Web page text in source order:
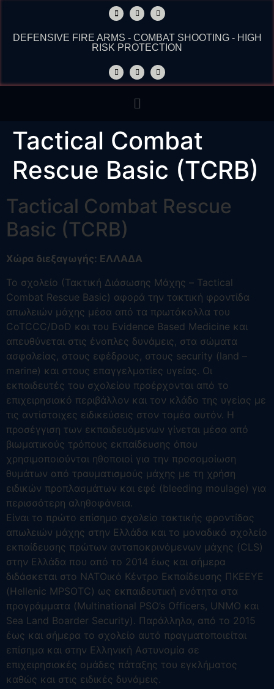
DEFENSIVE FIRE ARMS - COMBAT SHOOTING - HIGH
RISK PROTECTION
Tactical Combat
Rescue Basic (TCRB)​
Tactical Combat Rescue
Basic (TCRB)​
Χώρα διεξαγωγής: ΕΛΛΑΔΑ
Το σχολείο (Τακτική Διάσωσης Μάχης – Tactical
Combat Rescue Basic) αφορά την τακτική φροντίδα
απωλειών μάχης μέσα από τα πρωτόκολλα του
CoTCCC/DoD και του Evidence Based Medicine και
απευθύνεται στις ένοπλες δυνάμεις, στα σώματα
ασφαλείας, στους εφέδρους, στους security (land –
marine) και στους επαγγελματίες υγείας. Οι
εκπαιδευτές του σχολείου προέρχονται από το
επιχειρησιακό περιβάλλον και τον κλάδο της υγείας με
τις αντίστοιχες ειδικεύσεις στον τομέα αυτόν. Η
προσέγγιση των εκπαιδευόμενων γίνεται μέσα από
βιωματικούς τρόπους εκπαίδευσης όπου
χρησιμοποιούνται ηθοποιοί για την προσομοίωση
θυμάτων από τραυματισμούς μάχης με τη χρήση
ειδικών προπλασμάτων και εφέ (bleeding moulage) για
περισσότερη αληθοφάνεια.
Είναι το πρώτο επίσημο σχολείο τακτικής φροντίδας
απωλειών μάχης στην Ελλάδα και το μοναδικό σχολείο
εκπαίδευσης πρώτων ανταποκρινόμενων μάχης (CLS)
στην Ελλάδα που από το 2014 έως και σήμερα
διδάσκεται στο ΝΑΤΟικό Κέντρο Εκπαίδευσης ΠΚΕΕΥΕ
(Hellenic MPSOTC) ως εκπαιδευτική ενότητα στα
προγράμματα (Multinational PSO’s Officers, UNMO και
Sea Land Boarder Security). Παράλληλα, από το 2015
έως και σήμερα το σχολείο αυτό πραγματοποιείται
επίσημα και στην Ελληνική Αστυνομία σε
επιχειρησιακές ομάδες πάταξης του εγκλήματος
καθώς και στις ειδικές δυνάμεις.